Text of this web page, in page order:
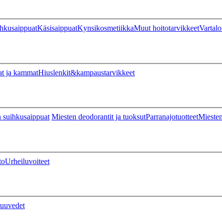
KäsisaippuatKynsikosmetiikkaMuut hoitotarvikkeet
ja kammatHiuslenkit&kampaustarvikkeet
suihkusaippuat Miesten deodorantit ja tuoksutParranajotuotteet
Urheiluvoiteet